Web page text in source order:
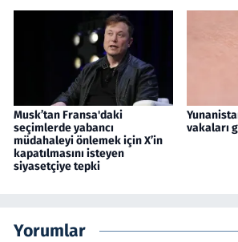
Musk’tan Fransa'daki
seçimlerde yabancı
müdahaleyi önlemek için X’in
kapatılmasını isteyen
siyasetçiye tepki
vakaları
Yorumlar